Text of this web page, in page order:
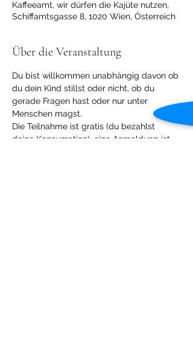
Kaffeeamt, wir dürfen die Kajüte nutzen,
Schiffamtsgasse 8, 1020 Wien, Österreich
Über die Veranstaltung
Du bist willkommen unabhängig davon ob
du dein Kind stillst oder nicht, ob du
gerade Fragen hast oder nur unter
Menschen magst.
Die Teilnahme ist gratis (du bezahlst
deine Konsumation), eine Anmeldung ist